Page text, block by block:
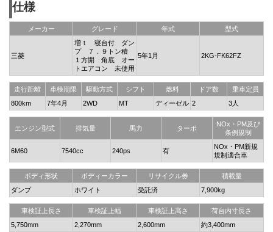
仕様
メーカー グレード 年式 型式
三菱
増ｔ 寝台付 ダン
プ ７．９トン積
１方開 角底 オー
トエアコン 未使用
5年1月 2KG-FK62FZ
走行距離 車検期限 駆動方式 シフト 燃料 ドア数
乗車定員
800km
7年4月 2WD MT ディーゼル 2 3人
エンジン型式 排気量 馬力 ターボ
NOx・PM及び
条例規制
6M60 7540cc 240ps 有
NOx・PM新規
規制適合車
ボディ形状 ボディーカラー リサイクル券
積載量
ダンプ
ホワイト 受託済 7,900kg
車検証上長さ 車検証上幅 車検証上高さ
荷台内寸長さ
5,750mm
2,270mm 2,600mm 約3,400mm